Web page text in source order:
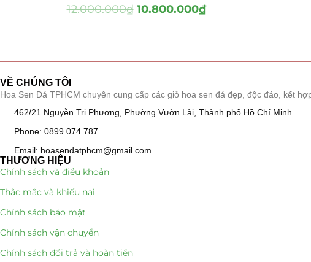
Hoa Ngày Lễ 8/3
12.000.000₫ 10.800.000₫
VỀ CHÚNG TÔI
Hoa Sen Đá TPHCM chuyên cung cấp các giỏ hoa sen đá đẹp, độc đáo, kết
462/21 Nguyễn Tri Phương, Phường Vườn Lài, Thành phố Hồ Chí Minh
Phone: 0899 074 787
Email: hoasendatphcm@gmail.com
THƯƠNG HIỆU
Chính sách và điều khoản
Thắc mắc và khiếu nại
Chính sách bảo mật
Chính sách vận chuyển
Chính sách đổi trả và hoàn tiền